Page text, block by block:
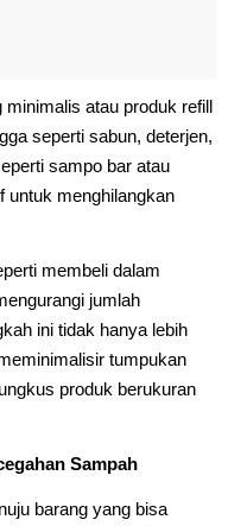
atau produk refill
seperti sabun, deterjen,
sampo bar atau
untuk menghilangkan
membeli dalam
jumlah
ini tidak hanya lebih
tumpukan
produk berukuran
Sampah
barang yang bisa